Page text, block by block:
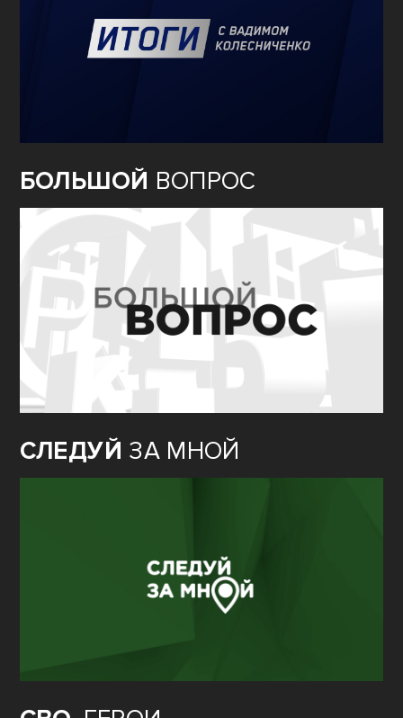
БОЛЬШОЙ ВОПРОС
СЛЕДУЙ ЗА МНОЙ